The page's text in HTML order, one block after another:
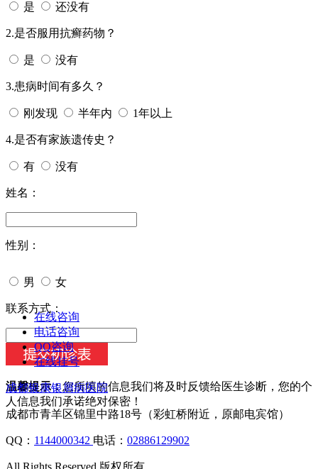
是 还没有
2.是否服用抗癣药物？
是 没有
3.患病时间有多久？
刚发现 半年内 1年以上
4.是否有家族遗传史？
有 没有
姓名：
性别：
男 女
今天日期：
联系方式：
温馨提示：您所填的信息我们将及时反馈给医生诊断，您的个
人信息我们承诺绝对保密！
在线咨询
电话咨询
QQ咨询
在线挂号
成都银康银屑病医院
成都市青羊区锦里中路18号（彩虹桥附近，原邮电宾馆）
QQ： 1144000342 电话： 02886129902
All Rights Reserved 版权所有